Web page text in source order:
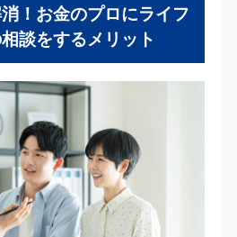
！お金のプロにライフ
談をするメリット